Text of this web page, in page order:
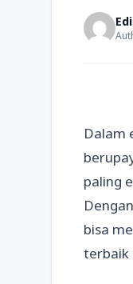
Dalam
paling
bisa
terbaik